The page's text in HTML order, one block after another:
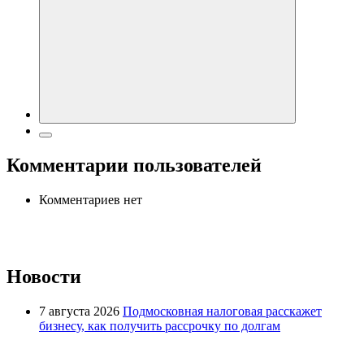
Комментарии пользователей
Комментариев нет
Новости
7 августа 2026 Подмосковная налоговая расскажет
бизнесу, как получить рассрочку по долгам